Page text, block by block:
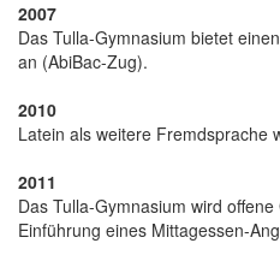
2007
Das Tulla-Gymnasium bietet
an (AbiBac-Zug).
2010
Latein als weitere Fremdsprache
2011
Das Tulla-Gymnasium wird
Einführung eines Mittagessen-